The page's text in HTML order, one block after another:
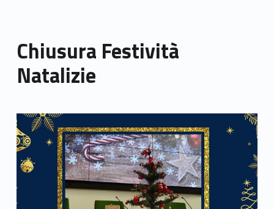
Chiusura Festività
Natalizie
Link identifier archive #link-archive-thumb-soap-15699